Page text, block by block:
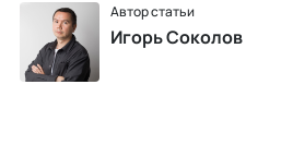
Автор статьи
Игорь Соколов